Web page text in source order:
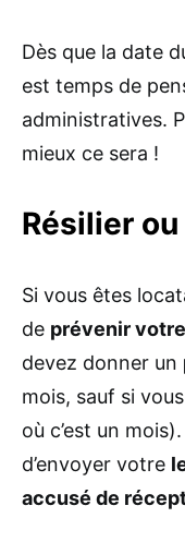
Dès que la date
est temps de
administratives.
mieux ce sera !
Résilier
Si vous êtes
de prévenir
devez donner un
mois, sauf si
où c’est un
d’envoyer votre
accusé de